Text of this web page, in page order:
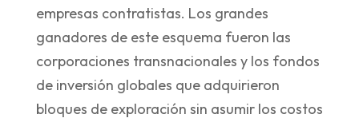
empresas contratistas. Los grandes
ganadores de este esquema fueron las
corporaciones transnacionales y los fondos
de inversión globales que adquirieron
bloques de exploración sin asumir los costos